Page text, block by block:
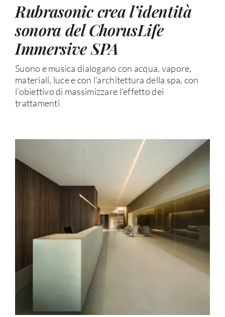
Rubrasonic crea l’identità
sonora del ChorusLife
Immersive SPA
Suono e musica dialogano con acqua, vapore,
materiali, luce e con l'architettura della spa, con
l’obiettivo di massimizzare l'effetto dei
trattamenti